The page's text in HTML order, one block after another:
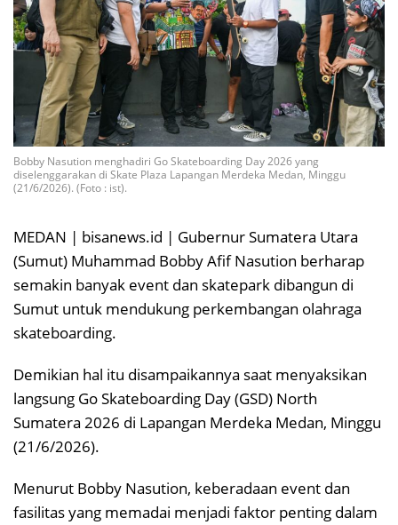
Bobby Nasution menghadiri Go Skateboarding Day 2026 yang
diselenggarakan di Skate Plaza Lapangan Merdeka Medan, Minggu
(21/6/2026). (Foto : ist).
MEDAN | bisanews.id | Gubernur Sumatera Utara
(Sumut) Muhammad Bobby Afif Nasution berharap
semakin banyak event dan skatepark dibangun di
Sumut untuk mendukung perkembangan olahraga
skateboarding.
Demikian hal itu disampaikannya saat menyaksikan
langsung Go Skateboarding Day (GSD) North
Sumatera 2026 di Lapangan Merdeka Medan, Minggu
(21/6/2026).
Menurut Bobby Nasution, keberadaan event dan
fasilitas yang memadai menjadi faktor penting dalam